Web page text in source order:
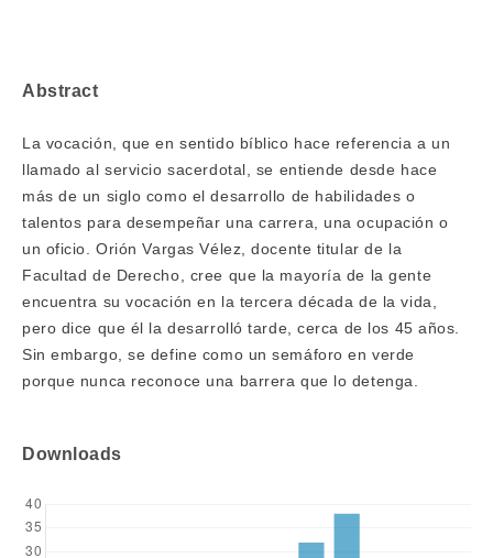
Abstract
La vocación, que en sentido bíblico hace referencia a un
llamado al servicio sacerdotal, se entiende desde hace
más de un siglo como el desarrollo de habilidades o
talentos para desempeñar una carrera, una ocupación o
un oficio. Orión Vargas Vélez, docente titular de la
Facultad de Derecho, cree que la mayoría de la gente
encuentra su vocación en la tercera década de la vida,
pero dice que él la desarrolló tarde, cerca de los 45 años.
Sin embargo, se define como un semáforo en verde
porque nunca reconoce una barrera que lo detenga.
Downloads